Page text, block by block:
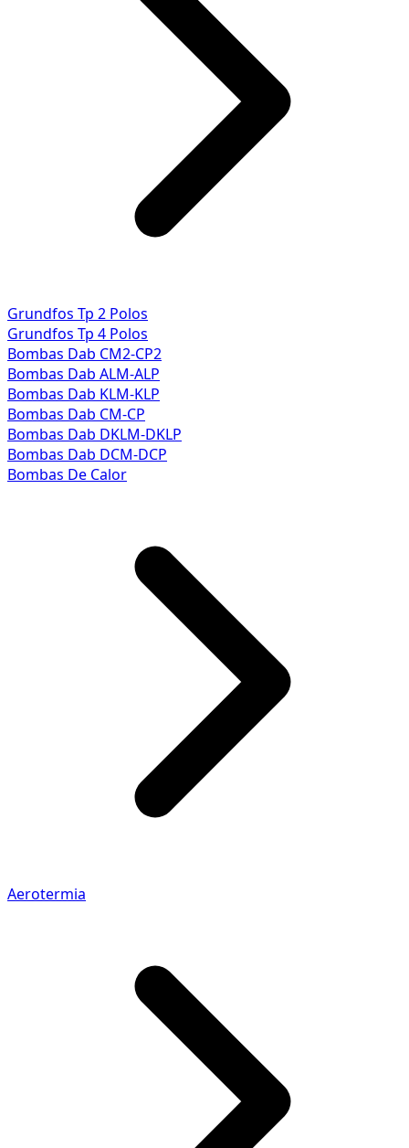
Grundfos Tp 2 Polos
Grundfos Tp 4 Polos
Bombas Dab CM2-CP2
Bombas Dab ALM-ALP
Bombas Dab KLM-KLP
Bombas Dab CM-CP
Bombas Dab DKLM-DKLP
Bombas Dab DCM-DCP
Bombas De Calor
Aerotermia